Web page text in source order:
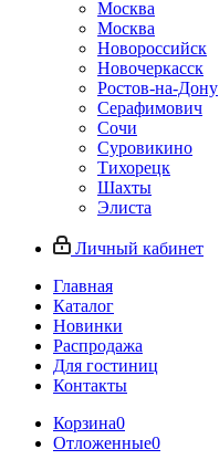
Москва
Москва
Новороссийск
Новочеркасск
Ростов-на-Дону
Серафимович
Сочи
Суровикино
Тихорецк
Шахты
Элиста
Личный кабинет
Главная
Каталог
Новинки
Распродажа
Для гостиниц
Контакты
Корзина0
Отложенные0